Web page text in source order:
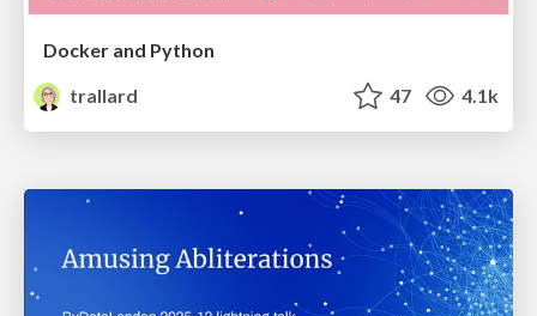
Docker and Python
trallard
47 4.1k